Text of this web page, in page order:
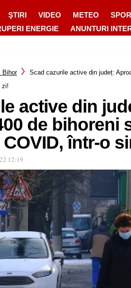
ŞTIRI VIDEO METEO
ENERGIE
ANUNTURI
Bihor
Scad cazurile active din județ:
zi!
active din
de bihoreni
într-o
12:19